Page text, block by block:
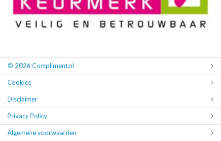
© 2026 Compliment.nl
Cookies
Disclaimer
Privacy Policy
Algemene voorwaarden